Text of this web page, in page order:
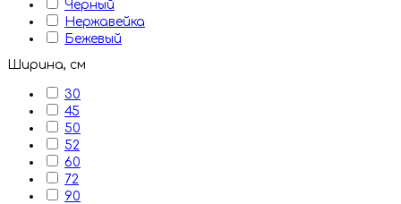
Черный
Нержавейка
Бежевый
Ширина, см
30
45
50
52
60
72
90